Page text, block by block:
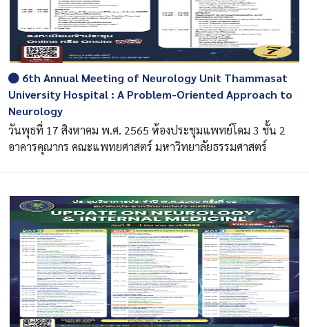
6th Annual Meeting of Neurology Unit Thammasat
University Hospital : A Problem-Oriented Approach to
Neurology
วันพุธที่ 17 สิงหาคม พ.ศ. 2565 ห้องประชุมแพทย์โดม 3 ชั้น 2
อาคารคุณากร คณะแพทยศาสตร์ มหาวิทยาลัยธรรมศาสตร์